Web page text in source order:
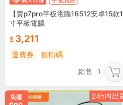
【賣p7pro平板電腦16512安卓15款1
寸平板電腦
3,211
運費券
折扣碼
銷售 1